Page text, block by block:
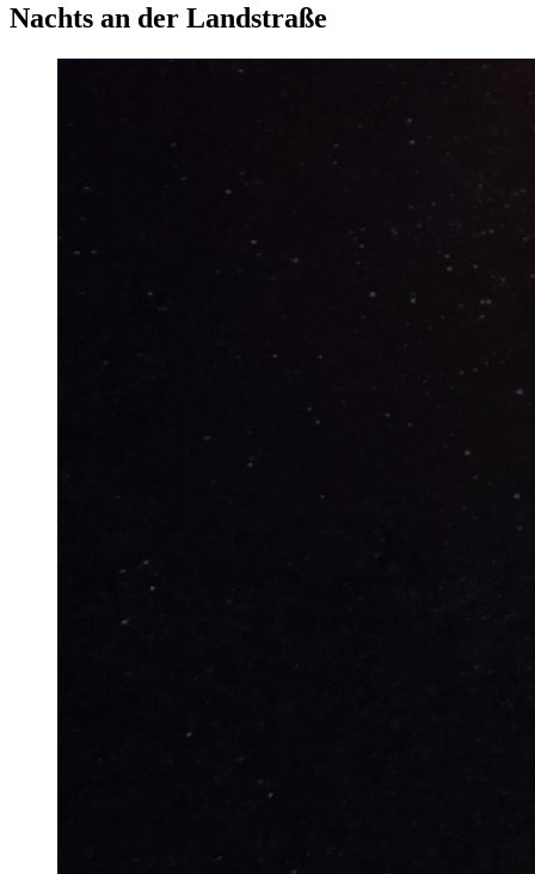
Nachts an der Landstraße